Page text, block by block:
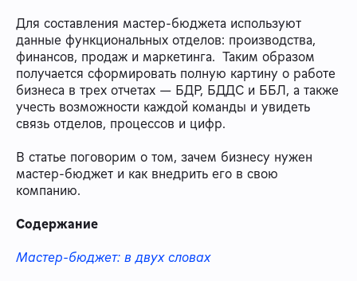
Для составления мастер-бюджета используют
данные функциональных отделов: производства,
финансов, продаж и маркетинга. Таким образом
получается сформировать полную картину о работе
бизнеса в трех отчетах — БДР, БДДС и ББЛ, а также
учесть возможности каждой команды и увидеть
связь отделов, процессов и цифр.
В статье поговорим о том, зачем бизнесу нужен
мастер-бюджет и как внедрить его в свою
компанию.
Содержание
Мастер-бюджет: в двух словах